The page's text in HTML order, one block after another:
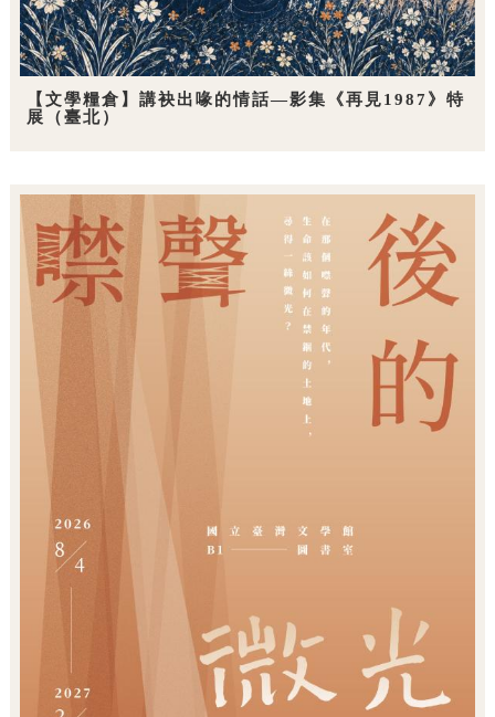
【文學糧倉】講袂出喙的情話—影集《再見1987》特
展（臺北）